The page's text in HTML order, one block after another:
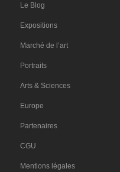
Le Blog
Expositions
Marché de l’art
Portraits
Arts & Sciences
Europe
Partenaires
CGU
Mentions légales